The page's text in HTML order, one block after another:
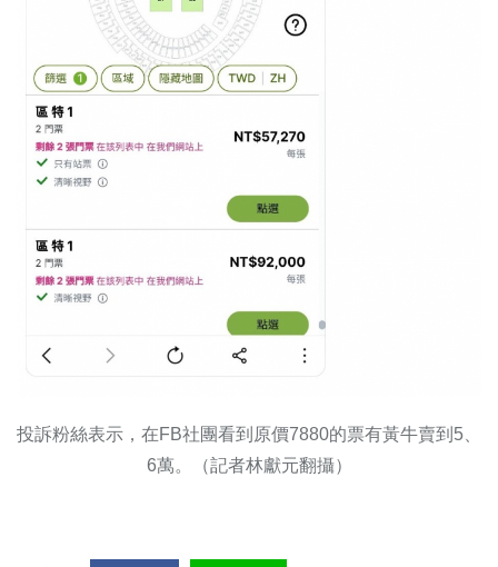
投訴粉絲表示，在FB社團看到原價7880的票有黃牛賣到5、
6萬。（記者林獻元翻攝）